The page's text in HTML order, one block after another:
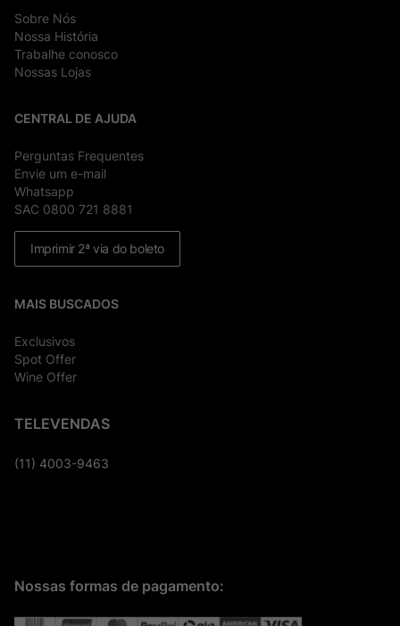
Sobre Nós
Nossa História
Trabalhe conosco
Nossas Lojas
CENTRAL DE AJUDA
Perguntas Frequentes
Envie um e-mail
Whatsapp
SAC 0800 721 8881
Imprimir 2ª via do boleto
MAIS BUSCADOS
Exclusivos
Spot Offer
Wine Offer
TELEVENDAS
(11) 4003-9463
Nossas formas de pagamento: